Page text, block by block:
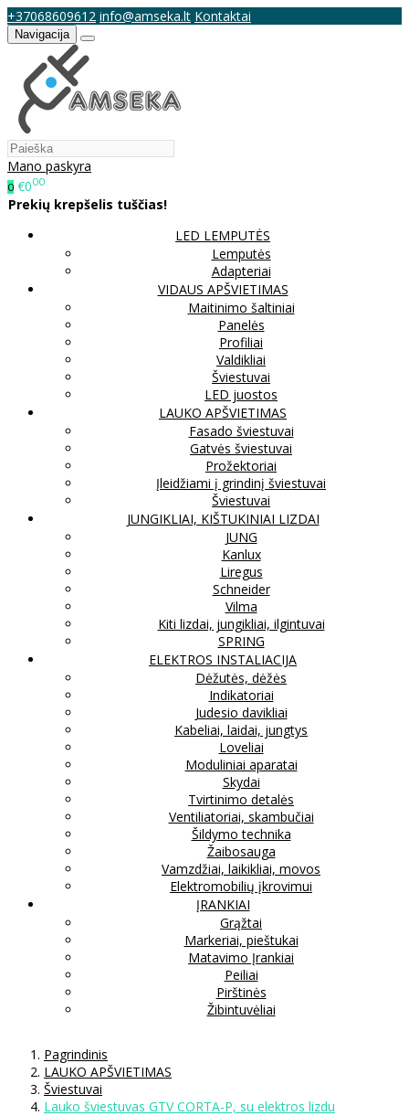
+37068609612 info@amseka.lt Kontaktai
Navigacija
Mano paskyra
0 €000
Prekių krepšelis tuščias!
LED LEMPUTĖS
Lemputės
Adapteriai
VIDAUS APŠVIETIMAS
Maitinimo šaltiniai
Panelės
Profiliai
Valdikliai
Šviestuvai
LED juostos
LAUKO APŠVIETIMAS
Fasado šviestuvai
Gatvės šviestuvai
Prožektoriai
Įleidžiami į grindinį šviestuvai
Šviestuvai
JUNGIKLIAI, KIŠTUKINIAI LIZDAI
JUNG
Kanlux
Liregus
Schneider
Vilma
Kiti lizdai, jungikliai, ilgintuvai
SPRING
ELEKTROS INSTALIACIJA
Dėžutės, dėžės
Indikatoriai
Judesio davikliai
Kabeliai, laidai, jungtys
Loveliai
Moduliniai aparatai
Skydai
Tvirtinimo detalės
Ventiliatoriai, skambučiai
Šildymo technika
Žaibosauga
Vamzdžiai, laikikliai, movos
Elektromobilių įkrovimui
ĮRANKIAI
Grąžtai
Markeriai, pieštukai
Matavimo Įrankiai
Peiliai
Pirštinės
Žibintuvėliai
Pagrindinis
LAUKO APŠVIETIMAS
Šviestuvai
Lauko šviestuvas GTV CORTA-P, su elektros lizdu